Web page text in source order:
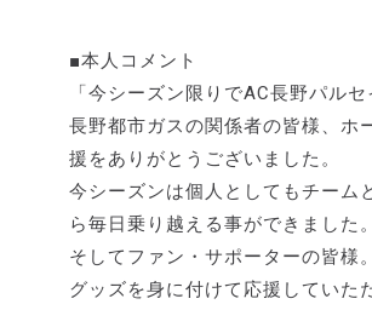
■本人コメント
「今シーズン限りでAC長野パル
長野都市ガスの関係者の皆様、ホ
援をありがとうございました。
今シーズンは個人としてもチーム
ら毎日乗り越える事ができました
そしてファン・サポーターの皆様
グッズを身に付けて応援していた